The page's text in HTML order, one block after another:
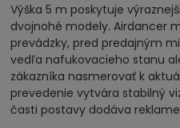
Výška 5 m poskytuje
dvojnohé modely. Airdancer
prevádzky, pred predajným
vedľa nafukovacieho stanu
zákazníka nasmerovať k
prevedenie vytvára stabilný
časti postavy dodáva